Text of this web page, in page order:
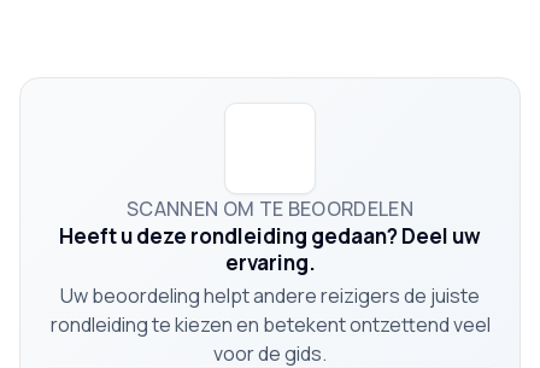
SCANNEN OM TE BEOORDELEN
Heeft u deze rondleiding gedaan? Deel uw
ervaring.
Uw beoordeling helpt andere reizigers de juiste
rondleiding te kiezen en betekent ontzettend veel
voor de gids.